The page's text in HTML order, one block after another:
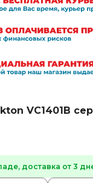
VC1401B
доставка от 3